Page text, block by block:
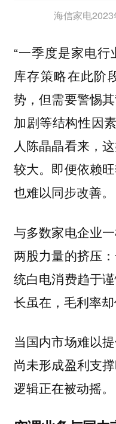
海信家电2023
“一季度是家电
库存策略在此阶
势，但需要警惕
加剧等结构性因
人陈晶晶看来，
较大。即便依赖
也难以同步改善。
与多数家电企业
两股力量的挤压
统白电消费趋于
长虽在，毛利率却
当国内市场难以
尚未形成盈利支
逻辑正在被动摇。